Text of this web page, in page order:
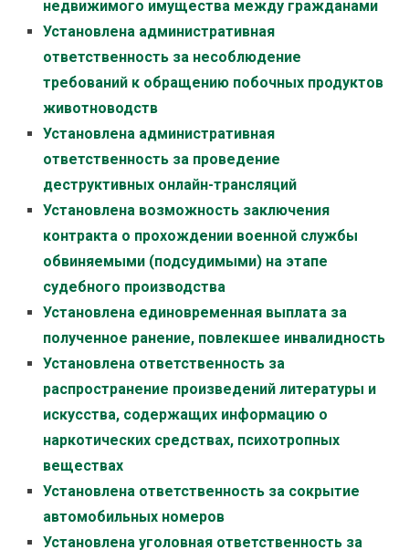
недвижимого имущества между гражданами
Установлена административная
ответственность за несоблюдение
требований к обращению побочных продуктов
животноводств
Установлена административная
ответственность за проведение
деструктивных онлайн-трансляций
Установлена возможность заключения
контракта о прохождении военной службы
обвиняемыми (подсудимыми) на этапе
судебного производства
Установлена единовременная выплата за
полученное ранение, повлекшее инвалидность
Установлена ответственность за
распространение произведений литературы и
искусства, содержащих информацию о
наркотических средствах, психотропных
веществах
Установлена ответственность за сокрытие
автомобильных номеров
Установлена уголовная ответственность за